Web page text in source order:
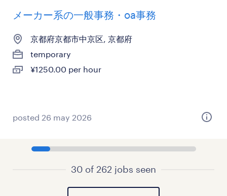
メーカー系の一般事務・oa事務
京都府京都市中京区, 京都府
temporary
¥1250.00 per hour
posted 26 may 2026
30 of 262 jobs seen